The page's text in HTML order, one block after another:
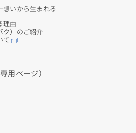
いから生まれる
理由
ク）のご紹介
て
用ページ）